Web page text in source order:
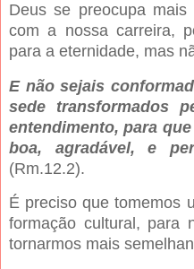
Deus se preocupa
com a nossa carreira,
para a eternidade, mas
E não sejais
sede transformados
entendimento, para
boa, agradável, e
(Rm.12.2).
É preciso que tomemos
formação cultural, para
tornarmos mais